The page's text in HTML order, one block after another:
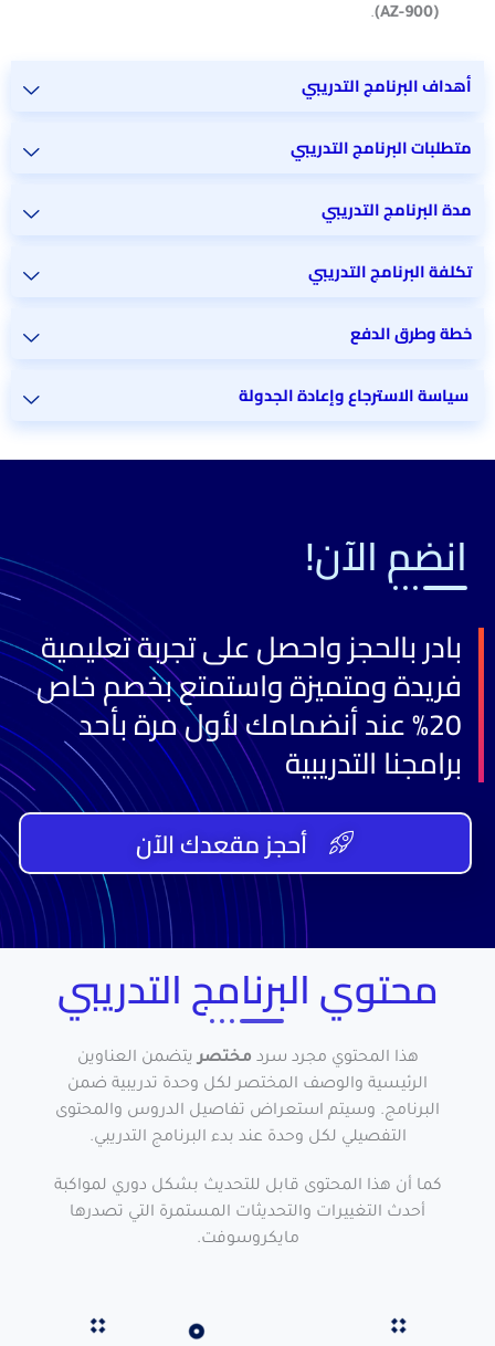
(AZ-900)
.
أهداف البرنامج التدريبي
متطلبات البرنامج التدريبي
مدة البرنامج التدريبي
تكلفة البرنامج التدريبي
خطة وطرق الدفع
سياسة الاسترجاع وإعادة الجدولة
انضم الآن!
بادر بالحجز واحصل على تجربة تعليمية
فريدة ومتميزة واستمتع بخصم خاص
20% عند أنضمامك لأول مرة بأحد
برامجنا التدريبية
أحجز مقعدك الآن
محتوي البرنامج التدريبي
هذا المحتوي مجرد سرد مختصريتضمن العناوين
الرئيسية والوصف المختصر لكل وحدة تدريبية ضمن
البرنامج. وسيتم استعراض تفاصيل الدروس والمحتوى
التفصيلي لكل وحدة عند بدء البرنامج التدريبي.
كما أن هذا المحتوى قابل للتحديث بشكل دوري لمواكبة
أحدث التغييرات والتحديثات المستمرة التي تصدرها
مايكروسوفت.